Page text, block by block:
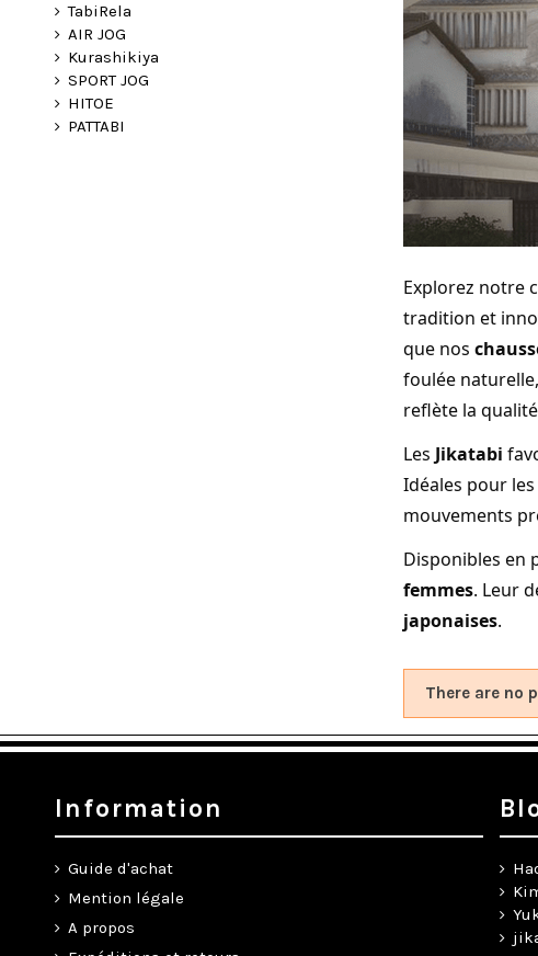
Explorez notre
tradition et
que nos
foulée
reflète la
Les Jikatabi
Idéales pour
mouvements
Disponibles en
femmes. Leur
japonaises.
There are no
TabiRela
AIR JOG
Kurashikiya
SPORT JOG
HITOE
PATTABI
Information
Guide d'achat
Mention légale
A propos